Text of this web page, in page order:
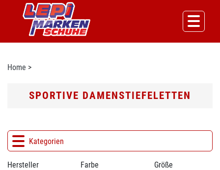
Home >
SPORTIVE DAMENSTIEFELETTEN
Kategorien
Hersteller Farbe Größe